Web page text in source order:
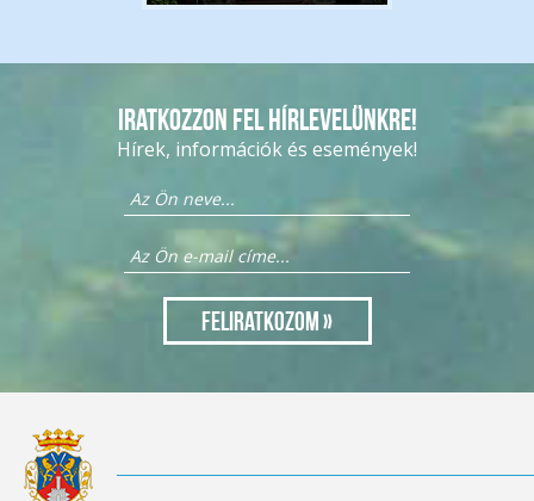
Iratkozzon fel hírlevelünkre!
Hírek, információk és események!